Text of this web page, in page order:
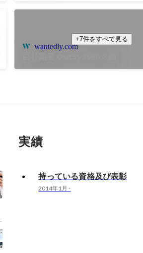
wantedly.com
+7件をすべて見る
実績
持っている資格及び表彰
2014年1月 -